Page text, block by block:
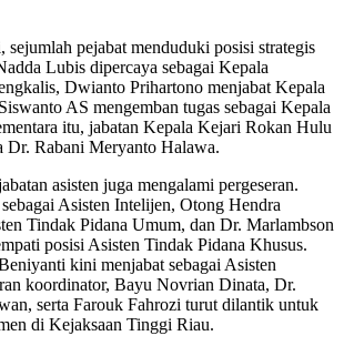
pejabat menduduki posisi strategis
Lubis dipercaya sebagai Kepala
Dwianto Prihartono menjabat Kepala
AS mengemban tugas sebagai Kepala
itu, jabatan Kepala Kejari Rokan Hulu
Dr. Rabani Meryanto Halawa.
asisten juga mengalami pergeseran.
Asisten Intelijen, Otong Hendra
Tindak Pidana Umum, dan Dr. Marlambson
posisi Asisten Tindak Pidana Khusus.
kini menjabat sebagai Asisten
koordinator, Bayu Novrian Dinata, Dr.
serta Farouk Fahrozi turut dilantik untuk
di Kejaksaan Tinggi Riau.